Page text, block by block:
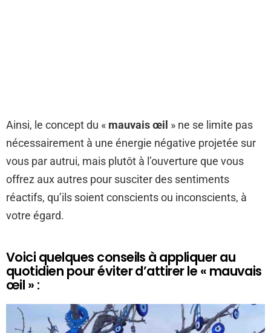
Ainsi, le concept du « mauvais œil » ne se limite pas
nécessairement à une énergie négative projetée sur
vous par autrui, mais plutôt à l’ouverture que vous
offrez aux autres pour susciter des sentiments
réactifs, qu’ils soient conscients ou inconscients, à
votre égard.
Voici quelques conseils à appliquer au
quotidien pour éviter d’attirer le « mauvais
œil » :